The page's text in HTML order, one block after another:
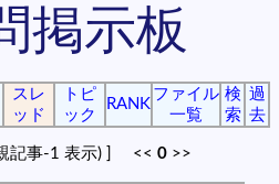
掲示板
スレ
ッド
トピ
ック
RANK
ファイル
一覧
検
索
過
去
記事-1 表示) ] << 0 >>